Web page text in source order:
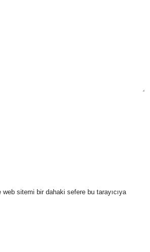
web sitemi bir dahaki sefere bu tarayıcıya